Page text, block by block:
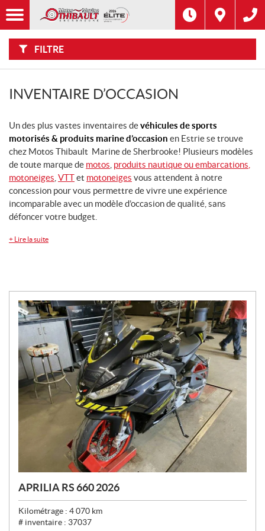
FILTRE
F
I
L
T
Options
Filtre
Catégorie
Prix
Modèle
CHERCHER
Inventaire
CHERCHER
INVENTAIRE D’OCCASION
Un des plus vastes inventaires devéhicules de sports
motorisés & produits marine d’occasion en Estrie se trouve
chez Motos Thibault Marine de Sherbrooke! Plusieurs modèles
de toute marque de motos produits nautique ou embarcations
motoneiges VTTet motoneiges vous attendent à notre
concession pour vous permettre de vivre une expérience
incomparable avec un modèle d’occasion de qualité, sans
défoncer votre budget.
+ Lire la suite
APRILIA RS 660 2026
Kilométrage : 4 070 km
# inventaire : 37037